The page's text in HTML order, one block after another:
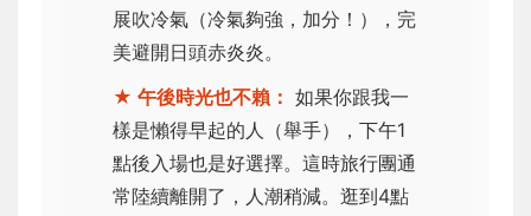
展吹冷氣（冷氣夠強，加分！），完
美避開日頭赤炎炎。
★ 午後時光也不賴： 如果你跟我一
樣是懶得早起的人（舉手），下午1
點後入場也是好選擇。這時旅行團通
常陸續離開了，人潮稍減。逛到4點